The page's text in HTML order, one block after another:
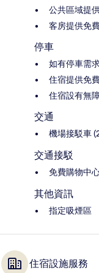
公共區域提
客房提供免
停車
如有停車需
住宿提供免
住宿設有無
交通
機場接駁車
交通接駁
免費購物中
其他資訊
指定吸煙區
住宿設施服務